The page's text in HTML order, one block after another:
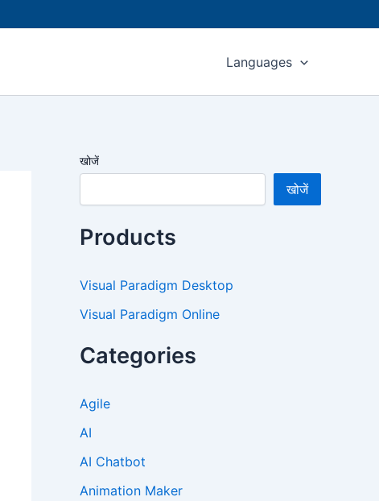
Languages
खोजें
खोजें
Products
Visual Paradigm Desktop
Visual Paradigm Online
Categories
Agile
AI
AI Chatbot
Animation Maker